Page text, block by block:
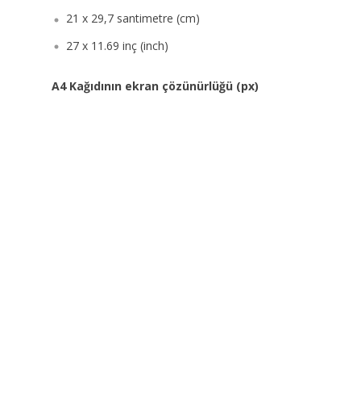
21 x 29,7 santimetre (cm)
27 x 11.69 inç (inch)
A4 Kağıdının ekran çözünürlüğü (px)